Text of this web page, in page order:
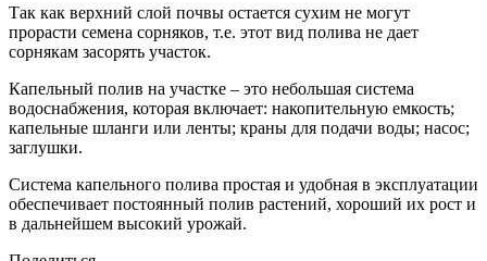
Так как верхний слой почвы остается сухим не могут
прорасти семена сорняков, т.е. этот вид полива не дает
сорнякам засорять участок.
Капельный полив на участке – это небольшая система
водоснабжения, которая включает: накопительную емкость;
капельные шланги или ленты; краны для подачи воды; насос;
заглушки.
Система капельного полива простая и удобная в эксплуатации
обеспечивает постоянный полив растений, хороший их рост и
в дальнейшем высокий урожай.